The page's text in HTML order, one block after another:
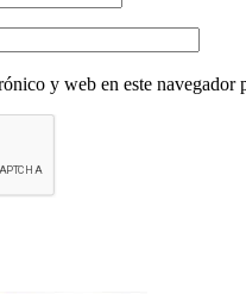
y web en este navegador